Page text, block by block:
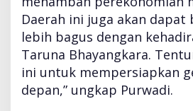
Daerah ini juga akan dapat
lebih bagus dengan
Taruna Bhayangkara.
ini untuk mempersiapkan
depan,” ungkap Purwadi.